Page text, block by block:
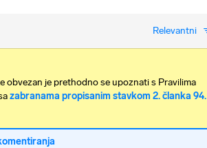
Relevantni
obvezan je prethodno se upoznati s Pravilima
zabranama propisanim stavkom 2. članka 94.